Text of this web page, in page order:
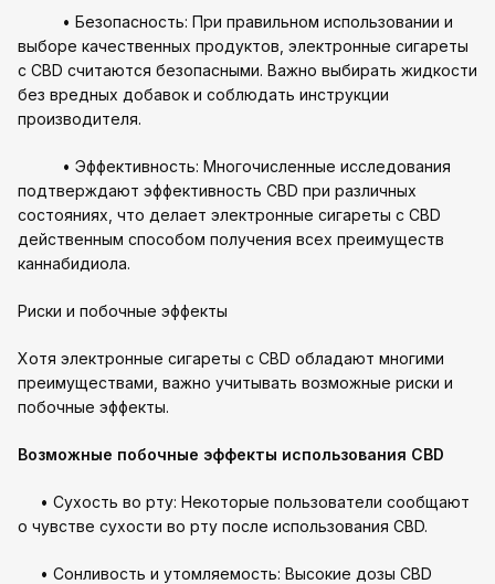
• Безопасность: При правильном использовании и
выборе качественных продуктов, электронные сигареты
с CBD считаются безопасными. Важно выбирать жидкости
без вредных добавок и соблюдать инструкции
производителя.
• Эффективность: Многочисленные исследования
подтверждают эффективность CBD при различных
состояниях, что делает электронные сигареты с CBD
действенным способом получения всех преимуществ
каннабидиола.
Риски и побочные эффекты
Хотя электронные сигареты с CBD обладают многими
преимуществами, важно учитывать возможные риски и
побочные эффекты.
Возможные побочные эффекты использования CBD
• Сухость во рту: Некоторые пользователи сообщают
о чувстве сухости во рту после использования CBD.
• Сонливость и утомляемость: Высокие дозы CBD